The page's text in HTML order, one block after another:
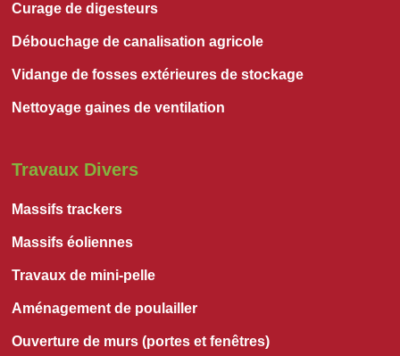
Curage de digesteurs
Débouchage de canalisation agricole
Vidange de fosses extérieures de stockage
Nettoyage gaines de ventilation
Travaux Divers
Massifs trackers
Massifs éoliennes
Travaux de mini-pelle
Aménagement de poulailler
Ouverture de murs (portes et fenêtres)